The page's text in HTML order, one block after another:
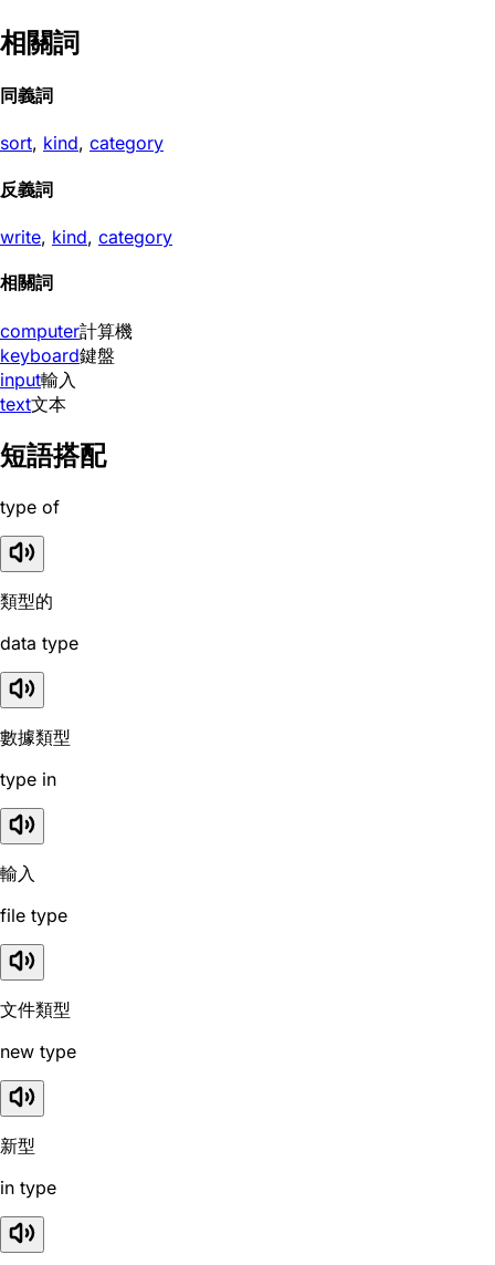
相關詞
同義詞
sort, kind, category
反義詞
write, kind, category
相關詞
computer計算機
keyboard鍵盤
input輸入
text文本
短語搭配
type of
類型的
data type
數據類型
type in
輸入
file type
文件類型
new type
新型
in type